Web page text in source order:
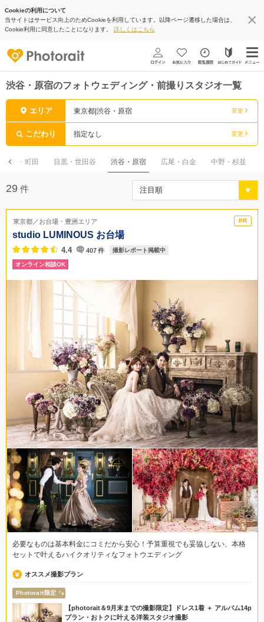
Cookieの利用について
当サイトはサービス向上のためCookieを利用しています。以降ページ遷移した場合は、
Cookie利用に同意したことになります。 詳しくはこちら
渋谷・原宿のフォトウェディング・前撮りスタジオ一覧
エリア 東京都|渋谷・原宿 変更
こだわり 指定なし 変更
王子・町田 目黒・世田谷 渋谷・原宿 広尾・白金 中野・杉並
29 件
東京都／お台場・豊洲エリア
studio LUMINOUS お台場
4.4 407件 撮影レポート掲載中
オンライン相談OK
必要なものは基本料金にコミだから安心！予算重視でも妥協しない、本格
セットで叶えるハイクオリティなフォトウエディング
オススメ撮影プラン
Photorait限定
【photorait＆9月末までの撮影限定】ドレス1着 ＋ アルバム14p
プラン・おトクに叶える洋装スタジオ撮影